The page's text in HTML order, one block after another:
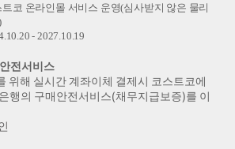
코 온라인몰 서비스 운영(심사받지 않은 물리
- 2027.10.19
전서비스
위해 실시간 계좌이체 결제시 코스트코에
행의 구매안전서비스(채무지급보증)를 이